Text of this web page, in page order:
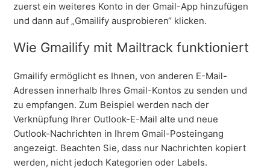
zuerst ein weiteres Konto in der Gmail-App hinzufügen
und dann auf „Gmailify ausprobieren“ klicken.
Wie Gmailify mit Mailtrack funktioniert
Gmailify ermöglicht es Ihnen, von anderen E-Mail-
Adressen innerhalb Ihres Gmail-Kontos zu senden und
zu empfangen. Zum Beispiel werden nach der
Verknüpfung Ihrer Outlook-E-Mail alte und neue
Outlook-Nachrichten in Ihrem Gmail-Posteingang
angezeigt. Beachten Sie, dass nur Nachrichten kopiert
werden, nicht jedoch Kategorien oder Labels.